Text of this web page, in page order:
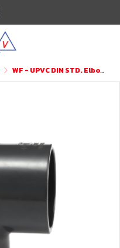
WF - UPVC DIN STD. Elbow 90°